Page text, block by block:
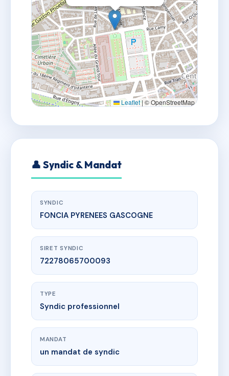
Leaflet| © OpenStreetMap
👤 Syndic & Mandat
SYNDIC
FONCIA PYRENEES GASCOGNE
SIRET SYNDIC
72278065700093
TYPE
Syndic professionnel
MANDAT
un mandat de syndic